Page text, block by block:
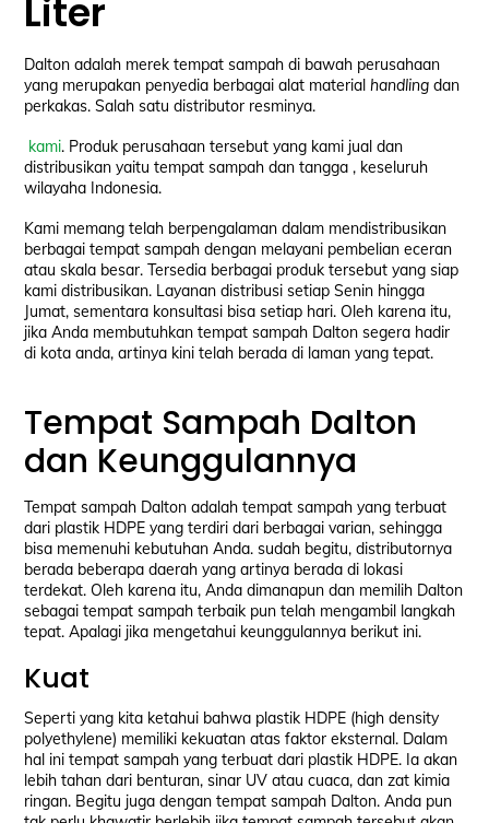
Liter
Dalton adalah merek tempat sampah di bawah perusahaan
yang merupakan penyedia berbagai alat materialhandling dan
perkakas. Salah satu distributor resminya.
kami. Produk perusahaan tersebut yang kami jual dan
distribusikan yaitu tempat sampah dan tangga , keseluruh
wilayaha Indonesia.
Kami memang telah berpengalaman dalam mendistribusikan
berbagai tempat sampah dengan melayani pembelian eceran
atau skala besar. Tersedia berbagai produk tersebut yang siap
kami distribusikan. Layanan distribusi setiap Senin hingga
Jumat, sementara konsultasi bisa setiap hari. Oleh karena itu,
jika Anda membutuhkan tempat sampah Dalton segera hadir
di kota anda, artinya kini telah berada di laman yang tepat.
Tempat Sampah Dalton
dan Keunggulannya
Tempat sampah Dalton adalah tempat sampah yang terbuat
dari plastik HDPE yang terdiri dari berbagai varian, sehingga
bisa memenuhi kebutuhan Anda. sudah begitu, distributornya
berada beberapa daerah yang artinya berada di lokasi
terdekat. Oleh karena itu, Anda dimanapun dan memilih Dalton
sebagai tempat sampah terbaik pun telah mengambil langkah
tepat. Apalagi jika mengetahui keunggulannya berikut ini.
Kuat
Seperti yang kita ketahui bahwa plastik HDPE (high density
polyethylene) memiliki kekuatan atas faktor eksternal. Dalam
hal ini tempat sampah yang terbuat dari plastik HDPE. Ia akan
lebih tahan dari benturan, sinar UV atau cuaca, dan zat kimia
ringan. Begitu juga dengan tempat sampah Dalton. Anda pun